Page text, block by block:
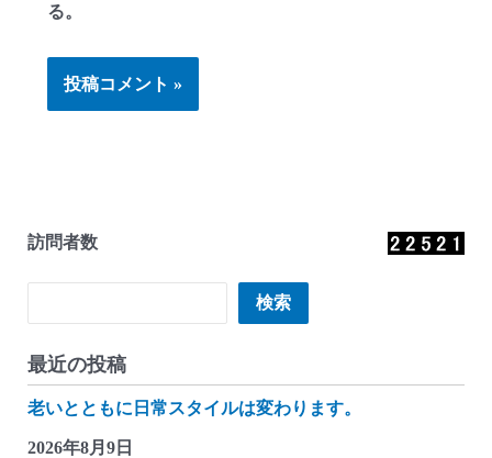
る。
訪問者数
検索
最近の投稿
老いとともに日常スタイルは変わります。
2026年8月9日